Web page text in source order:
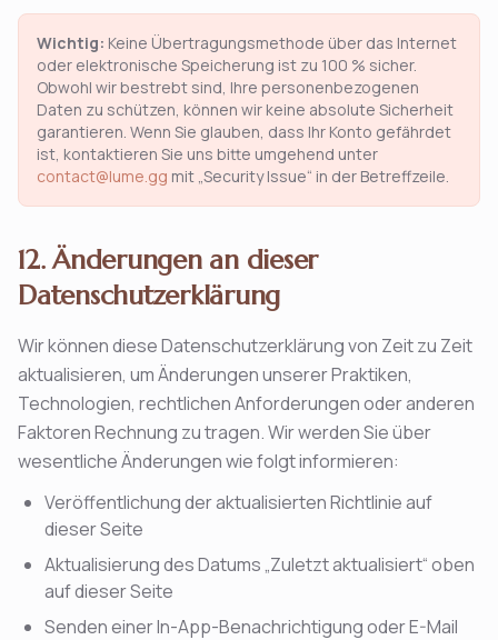
Wichtig: Keine Übertragungsmethode über das Internet
oder elektronische Speicherung ist zu 100 % sicher.
Obwohl wir bestrebt sind, Ihre personenbezogenen
Daten zu schützen, können wir keine absolute Sicherheit
garantieren. Wenn Sie glauben, dass Ihr Konto gefährdet
ist, kontaktieren Sie uns bitte umgehend unter
contact@lume.gg mit „Security Issue“ in der Betreffzeile.
12. Änderungen an dieser
Datenschutzerklärung
Wir können diese Datenschutzerklärung von Zeit zu Zeit
aktualisieren, um Änderungen unserer Praktiken,
Technologien, rechtlichen Anforderungen oder anderen
Faktoren Rechnung zu tragen. Wir werden Sie über
wesentliche Änderungen wie folgt informieren:
Veröffentlichung der aktualisierten Richtlinie auf
dieser Seite
Aktualisierung des Datums „Zuletzt aktualisiert“ oben
auf dieser Seite
Senden einer In-App-Benachrichtigung oder E-Mail